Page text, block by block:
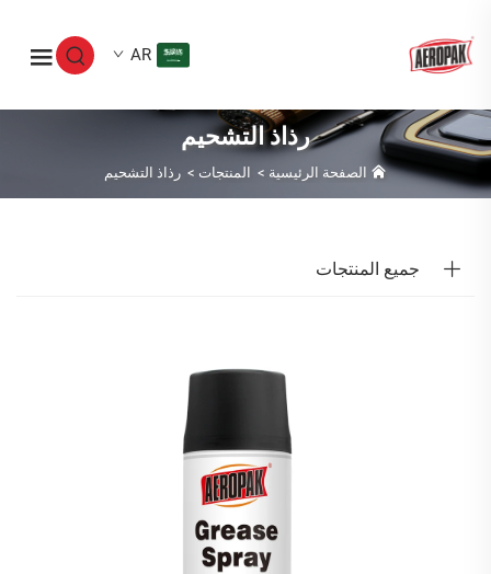
AR
رذاذ التشحيم
الصفحة الرئيسية > المنتجات > رذاذ التشحيم
جميع المنتجات